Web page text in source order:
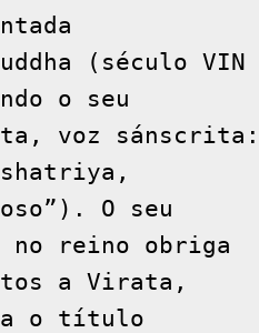
(século VIN
o seu
voz sánscrita:
O seu
no reino obriga
a Virata,
o título